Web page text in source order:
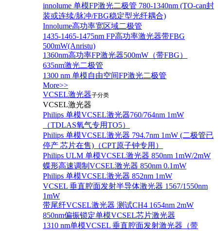
innolume 单模FP激光二极管 780-1340nm (TO-can封
装或连续/脉冲/FBG稳定型光纤耦合)
Innolume高功率宽区域二极管
1435-1465-1475nm FP高功率激光器带FBG
500mW(Anristu)
1360nm高功率FP激光器500mW（带FBG）
635nm激光二极管
1300 nm 单模自由空间FP激光二极管
More>>
VCSEL激光器子分类
VCSEL激光器
Philips 单模VCSEL激光器760/764nm 1mW
（TDLAS氧气专用TO5）
Philips 单模VCSEL激光器 794.7nm 1mW (二极管已
停产 芯片在售)（CPT原子钟专用）
Philips ULM 单模VCSEL激光器 850nm 1mW/2mW
蝶形高速调制VCSEL激光器 850nm 0.1mW
Philips 单模VCSEL激光器 852nm 1mW
VCSEL 垂直腔面发射半导体激光器 1567/1550nm
1mW
带尾纤VCSEL激光器 测试CH4 1654nm 2mW
850nm偏振锁定单模VCSEL芯片激光器
1310 nm单模VCSEL 垂直腔面发射激光器（带